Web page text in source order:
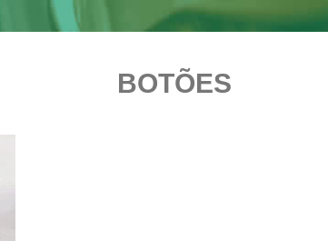
BOTÕES